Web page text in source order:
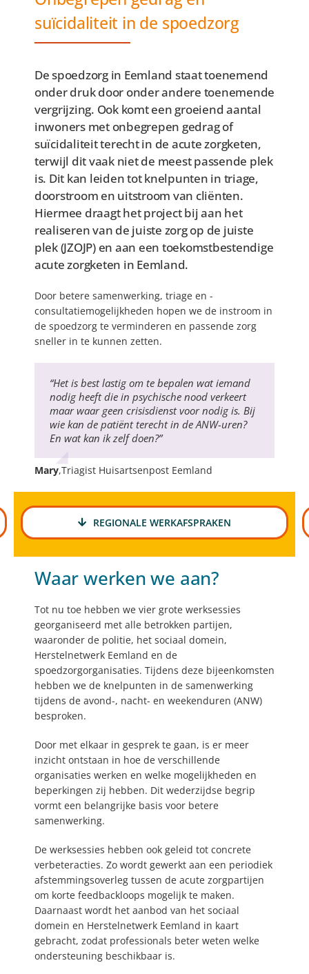
Spoedzorg
OncoLokaal
suïcidaliteit in de spoedzorg
De spoedzorg in Eemland staat toenemend
onder druk door onder andere toenemende
vergrijzing. Ook komt een groeiend aantal
inwoners met onbegrepen gedrag of
suïcidaliteit terecht in de acute zorgketen,
terwijl dit vaak niet de meest passende plek
is. Dit kan leiden tot knelpunten in triage,
doorstroom en uitstroom van cliënten.
Hiermee draagt het project bij aan het
realiseren van de juiste zorg op de juiste
plek (JZOJP) en aan een toekomstbestendige
acute zorgketen in Eemland.
Door betere samenwerking, triage en -
consultatiemogelijkheden hopen we de instroom in
de spoedzorg te verminderen en passende zorg
sneller in te kunnen zetten.
“Het is best lastig om te bepalen wat iemand
nodig heeft die in psychische nood verkeert
maar waar geen crisisdienst voor nodig is. Bij
wie kan de patiënt terecht in de ANW-uren?
En wat kan ik zelf doen?”
Mary,Triagist Huisartsenpost Eemland
REGIONALE WERKAFSPRAKEN
Waar werken we aan?
Tot nu toe hebben we vier grote werksessies
georganiseerd met alle betrokken partijen,
waaronder de politie, het sociaal domein,
Herstelnetwerk Eemland en de
spoedzorgorganisaties. Tijdens deze bijeenkomsten
hebben we de knelpunten in de samenwerking
tijdens de avond-, nacht- en weekenduren (ANW)
besproken.
Door met elkaar in gesprek te gaan, is er meer
inzicht ontstaan in hoe de verschillende
organisaties werken en welke mogelijkheden en
beperkingen zij hebben. Dit wederzijdse begrip
vormt een belangrijke basis voor betere
samenwerking.
De werksessies hebben ook geleid tot concrete
verbeteracties. Zo wordt gewerkt aan een periodiek
afstemmingsoverleg tussen de acute zorgpartijen
om korte feedbackloops mogelijk te maken.
Daarnaast wordt het aanbod van het sociaal
domein en Herstelnetwerk Eemland in kaart
gebracht, zodat professionals beter weten welke
ondersteuning beschikbaar is.